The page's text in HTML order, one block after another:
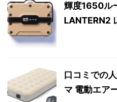
輝度1650ル
LANTERN2
口コミでの
マ 電動エア